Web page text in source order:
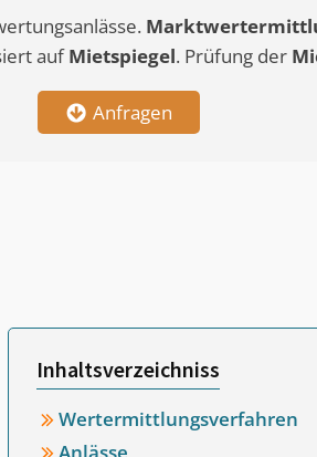
aufMietspiegel. Prüfung der
Anfragen
Inhaltsverzeichniss
Wertermittlungsverfahren